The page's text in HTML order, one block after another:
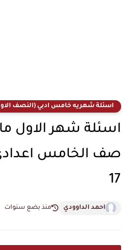
اسئلة شهريه خامس ادبي (النصف
اسئلة شهر الاول
صف الخامس
17
احمد الداوودي منذ بضع سنوات